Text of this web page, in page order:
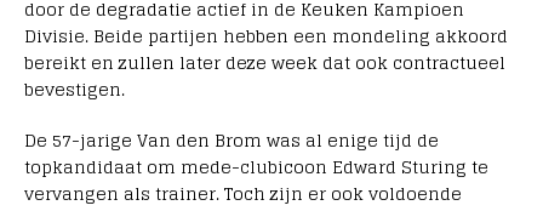
door de degradatie actief in de Keuken Kampioen
Divisie. Beide partijen hebben een mondeling akkoord
bereikt en zullen later deze week dat ook contractueel
bevestigen.
De 57-jarige Van den Brom was al enige tijd de
topkandidaat om mede-clubicoon Edward Sturing te
vervangen als trainer. Toch zijn er ook voldoende